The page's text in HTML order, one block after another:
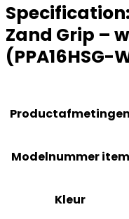
Specification:
Zand Grip –
(PPA16HSG-
Productafmetingen
Modelnummer item
Kleur